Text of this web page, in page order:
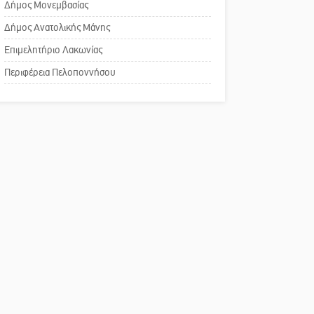
Σπάρτης για τη λειτουργία
του ΚΑΠΗ
Το δικό σας σχόλιο:
Παράδειγμα κοινωνικής
Δήμος Μονεμβασίας
Δήμος Ανατολικής Μάνης
Επιμελητήριο Λακωνίας
Περιφέρεια Πελοποννήσου